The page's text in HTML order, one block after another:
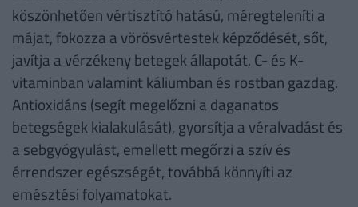
köszönhetően vértisztító hatású, méregteleníti a
májat, fokozza a vörösvértestek képződését, sőt,
javítja a vérzékeny betegek állapotát. C- és K-
vitaminban valamint káliumban és rostban gazdag.
Antioxidáns (segít megelőzni a daganatos
betegségek kialakulását), gyorsítja a véralvadást és
a sebgyógyulást, emellett megőrzi a szív és
érrendszer egészségét, továbbá könnyíti az
emésztési folyamatokat.